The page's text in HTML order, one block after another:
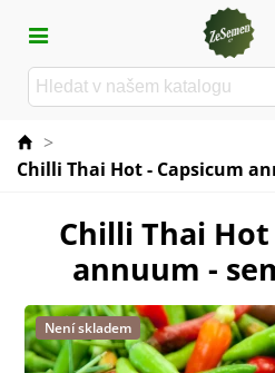
>
Chilli Thai Hot - Capsicum
Chilli Thai Hot
annuum -
Není skladem